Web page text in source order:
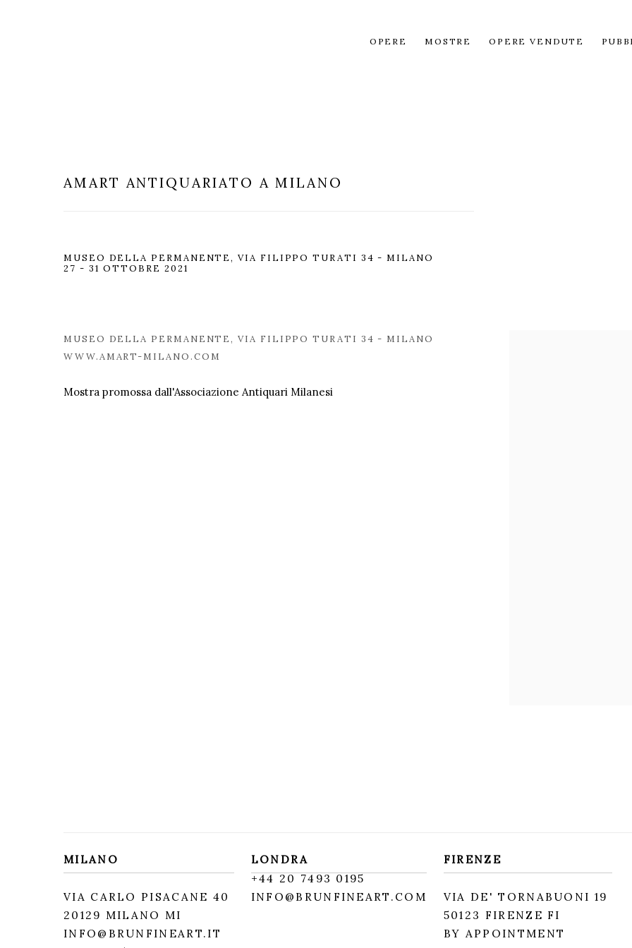
OPERE MOSTRE OPERE VENDUTE
AMART ANTIQUARIATO A MILANO
MUSEO DELLA PERMANENTE, VIA FILIPPO TURATI 34 - MILANO
27 - 31 OTTOBRE 2021
MUSEO DELLA PERMANENTE, VIA FILIPPO TURATI 34 - MILANO
WWW.AMART-MILANO.COM
Mostra promossa dall'Associazione Antiquari Milanesi
MILANO
VIA CARLO PISACANE 40
20129 MILANO MI
INFO@BRUNFINEART.IT
LONDRA
+44 20 7493 0195
INFO@BRUNFINEART.COM
FIRENZE
VIA DE' TORNABUONI 19
50123 FIRENZE FI
BY APPOINTMENT